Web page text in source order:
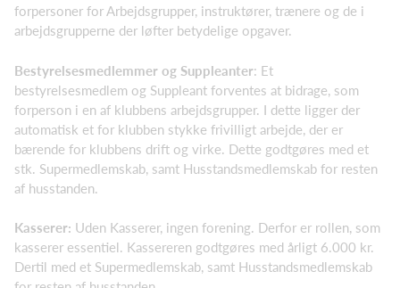
forpersoner for Arbejdsgrupper, instruktører, trænere og de i
arbejdsgrupperne der løfter betydelige opgaver.
Bestyrelsesmedlemmer og Suppleanter: Et
bestyrelsesmedlem og Suppleant forventes at bidrage, som
forperson i en af klubbens arbejdsgrupper. I dette ligger der
automatisk et for klubben stykke frivilligt arbejde, der er
bærende for klubbens drift og virke. Dette godtgøres med et
stk. Supermedlemskab, samt Husstandsmedlemskab for resten
af husstanden.
Kasserer: Uden Kasserer, ingen forening. Derfor er rollen, som
kasserer essentiel. Kassereren godtgøres med årligt 6.000 kr.
Dertil med et Supermedlemskab, samt Husstandsmedlemskab